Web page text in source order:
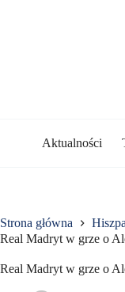
Aktualności
Strona główna
Real Madryt w grze o
Real Madryt w grze o